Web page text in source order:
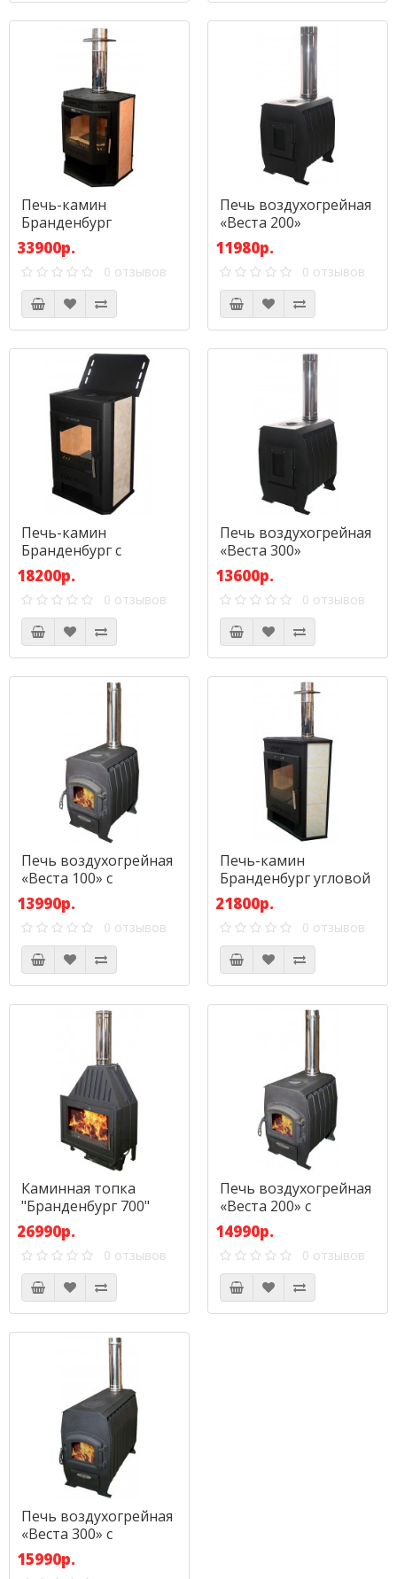
Печь-камин
Бранденбург
«Призма» с верхним
дымоходом
33900р.
0 отзывов
Печь воздухогрейная
«Веста 200»
11980р.
0 отзывов
Печь-камин
Бранденбург с
чугунной плитой
18200р.
0 отзывов
Печь воздухогрейная
«Веста 300»
13600р.
0 отзывов
Печь воздухогрейная
«Веста 100» с
чугунной дверкой
13990р.
0 отзывов
Печь-камин
Бранденбург угловой
с прямой дверкой
21800р.
0 отзывов
Каминная топка
"Бранденбург 700"
26990р.
0 отзывов
Печь воздухогрейная
«Веста 200» с
чугунной дверкой
14990р.
0 отзывов
Печь воздухогрейная
«Веста 300» с
чугунной дверкой
15990р.